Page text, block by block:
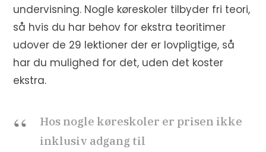
undervisning. Nogle køreskoler tilbyder fri teori,
så hvis du har behov for ekstra teoritimer
udover de 29 lektioner der er lovpligtige, så
har du mulighed for det, uden det koster
ekstra.
Hos nogle køreskoler er prisen ikke
inklusiv adgang til